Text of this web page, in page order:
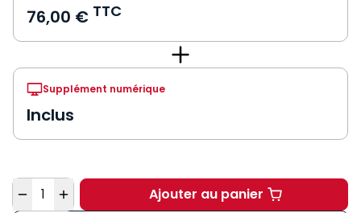
76,00 € TTC
Supplément numérique
Inclus
Quantité Ajouter au panierCode des relations